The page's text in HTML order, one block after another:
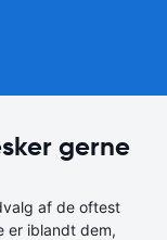
gerne
af de oftest
er iblandt dem,